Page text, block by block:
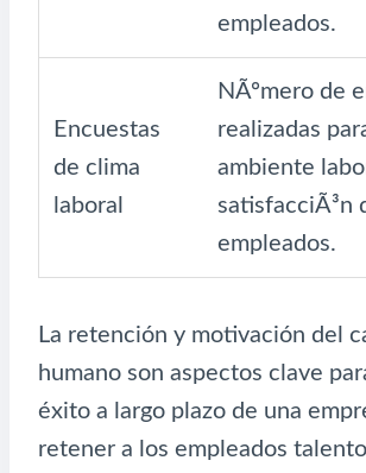
empleados.
Encuestas
de clima
laboral
NÃºmero de
realizadas
ambiente
satisfacciÃ³n
empleados.
La retención y motivación del
humano son aspectos clave
éxito a largo plazo de una
retener a los empleados